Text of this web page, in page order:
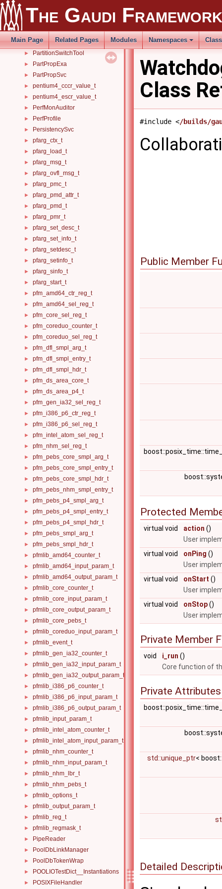
The Gaudi Framework
Main Page Related Pages Modules Namespaces
► OutputStream
ParentAlg
► ParticleProperty
► PartitionSwitchAlg
► PartitionSwitchTool
► PartPropExa
► PartPropSvc
► pentium4_cccr_value_t
► pentium4_escr_value_t
► PerfMonAuditor
► PerfProfile
► PersistencySvc
► pfarg_ctx_t
► pfarg_load_t
► pfarg_msg_t
► pfarg_ovfl_msg_t
► pfarg_pmc_t
► pfarg_pmd_attr_t
► pfarg_pmd_t
► pfarg_pmr_t
► pfarg_set_desc_t
► pfarg_set_info_t
► pfarg_setdesc_t
► pfarg_setinfo_t
► pfarg_sinfo_t
► pfarg_start_t
► pfm_amd64_ctr_reg_t
► pfm_amd64_sel_reg_t
► pfm_core_sel_reg_t
► pfm_coreduo_counter_t
► pfm_coreduo_sel_reg_t
► pfm_dfl_smpl_arg_t
► pfm_dfl_smpl_entry_t
► pfm_dfl_smpl_hdr_t
► pfm_ds_area_core_t
► pfm_ds_area_p4_t
► pfm_gen_ia32_sel_reg_t
► pfm_i386_p6_ctr_reg_t
► pfm_i386_p6_sel_reg_t
► pfm_intel_atom_sel_reg_t
► pfm_nhm_sel_reg_t
► pfm_pebs_core_smpl_arg_t
► pfm_pebs_core_smpl_entry_t
► pfm_pebs_core_smpl_hdr_t
► pfm_pebs_nhm_smpl_entry_t
► pfm_pebs_p4_smpl_arg_t
► pfm_pebs_p4_smpl_entry_t
► pfm_pebs_p4_smpl_hdr_t
► pfm_pebs_smpl_arg_t
► pfm_pebs_smpl_hdr_t
► pfmlib_amd64_counter_t
► pfmlib_amd64_input_param_t
► pfmlib_amd64_output_param_t
► pfmlib_core_counter_t
► pfmlib_core_input_param_t
► pfmlib_core_output_param_t
► pfmlib_core_pebs_t
► pfmlib_coreduo_input_param_t
► pfmlib_event_t
► pfmlib_gen_ia32_counter_t
► pfmlib_gen_ia32_input_param_t
► pfmlib_gen_ia32_output_param_t
► pfmlib_i386_p6_counter_t
► pfmlib_i386_p6_input_param_t
► pfmlib_i386_p6_output_param_t
► pfmlib_input_param_t
► pfmlib_intel_atom_counter_t
► pfmlib_intel_atom_input_param_t
► pfmlib_nhm_counter_t
► pfmlib_nhm_input_param_t
► pfmlib_nhm_lbr_t
► pfmlib_nhm_pebs_t
► pfmlib_options_t
► pfmlib_output_param_t
► pfmlib_reg_t
► pfmlib_regmask_t
► PipeReader
► PoolDbLinkManager
► PoolDbTokenWrap
► POOLIOTestDict__Instantiations
► POSIXFileHandler
Class
#include </builds/
Public Member
Protected
virtual void action ()
User
virtual void
onPing ()
User
virtual void
onStart ()
User
virtual void
onStop()
User
Private Member
void i_run ()
Core function of
Private Attributes
std::unique_ptr<
Detailed